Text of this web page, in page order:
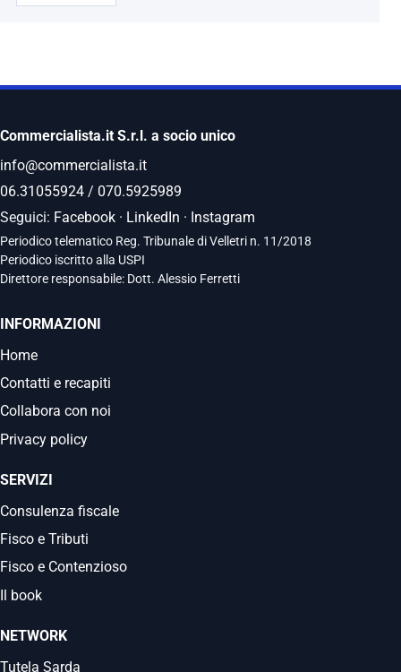
Commercialista.it S.r.l. a socio unico
info@commercialista.it
06.31055924 / 070.5925989
Seguici: Facebook · LinkedIn · Instagram
Periodico telematico Reg. Tribunale di Velletri n. 11/2018
Periodico iscritto alla USPI
Direttore responsabile: Dott. Alessio Ferretti
INFORMAZIONI
Home
Contatti e recapiti
Collabora con noi
Privacy policy
SERVIZI
Consulenza fiscale
Fisco e Tributi
Fisco e Contenzioso
Il book
NETWORK
Tutela Sarda